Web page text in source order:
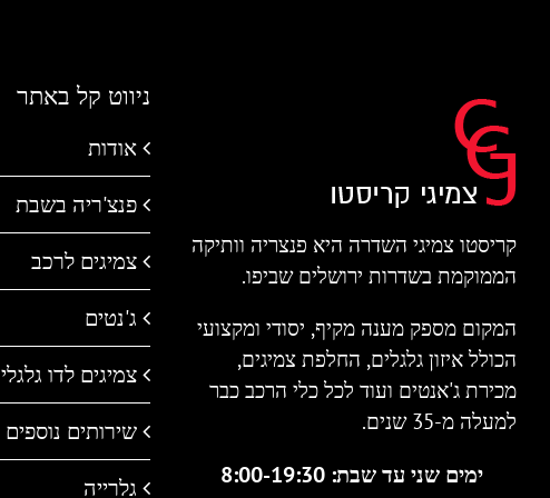
קריסטו צמיגי השדרה היא פנצריה וותיקה
הממוקמת בשדרות ירושלים שביפו.
המקום מספק מענה מקיף, יסודי ומקצועי
הכולל איזון גלגלים, החלפת צמיגים,
מכירת ג'אנטים ועוד לכל כלי הרכב כבר
למעלה מ-35 שנים.
ימים שני עד שבת: 8:00-19:30
ניווט קל באתר
אודות
פנצ'ריה בשבת
צמיגים לרכב
ג'נטים
צמיגים לדו גלגלי
שירותים נוספים
גלרייה